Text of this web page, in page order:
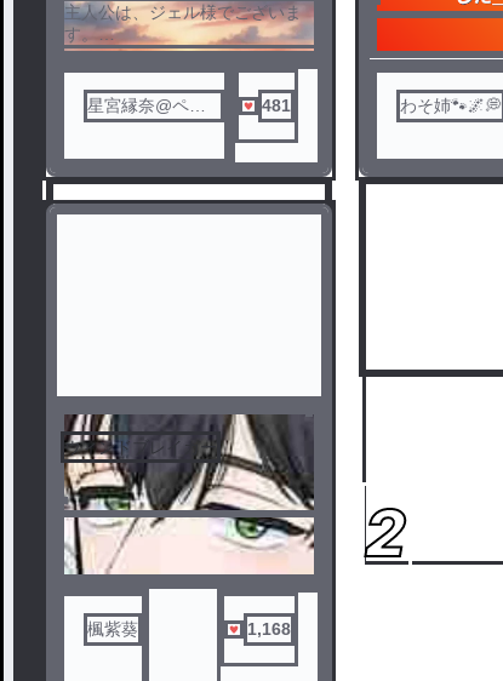
主人公は、ジェル様でございま
す。
ま、簡単に言うと、いちごの国
から、現代に戻り、すとぷりに
なる。(予定)
投稿頻度クソほどおせぇので気
をつけて(？)
星宮縁奈@ペア
481
1
わそ姉🐾🌌💭
2
ウィンドブレイカー
楓紫葵 1,168